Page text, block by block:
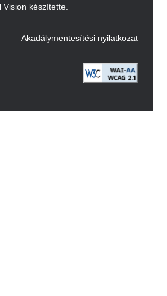
készítette.
Akadálymentesítési nyilatkozat
Image